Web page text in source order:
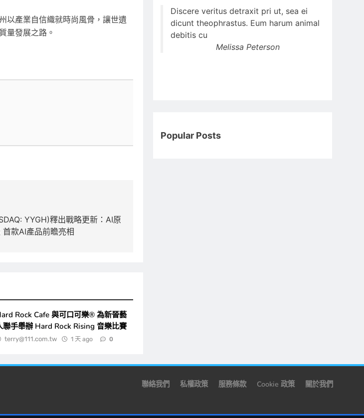
以產業自信織就時尚風骨，讓世遺
量發展之路。
YYGH)釋出戰略更新：AI原
款AI產品前瞻亮相
Rock Cafe 與可口可樂® 為新晉藝
聯手舉辦 Hard Rock Rising 音樂比賽
terry@111.com.tw 1 天 ago 0
Discere veritus detraxit pri ut, sea ei
dicunt theophrastus. Eum harum animal
debitis cu
Melissa Peterson
Popular Posts
聯絡我們 私權政策 服務條款 Cookie 政策 關於我們